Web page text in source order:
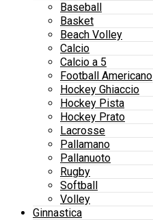
Baseball
Basket
Beach Volley
Calcio
Calcio a 5
Football Americano
Hockey Ghiaccio
Hockey Pista
Hockey Prato
Lacrosse
Pallamano
Pallanuoto
Rugby
Softball
Volley
Ginnastica